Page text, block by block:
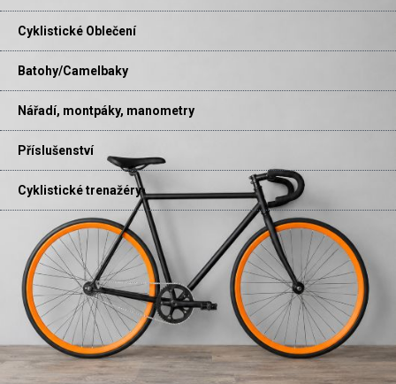
Cyklistické Oblečení
Batohy/Camelbaky
Nářadí, montpáky, manometry
Příslušenství
Cyklistické trenažéry